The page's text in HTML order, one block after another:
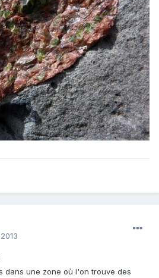
dans une zone où l'on trouve des